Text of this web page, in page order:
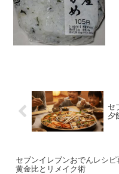
セ
夕
セブンイレブンおでんレシピ
黄金比とリメイク術